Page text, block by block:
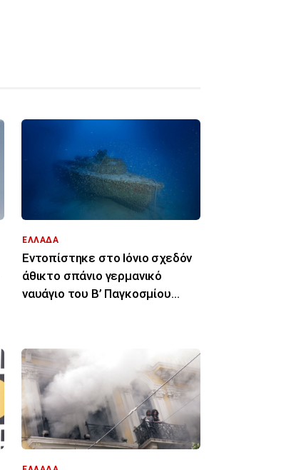
ΕΛΛΑΔΑ
Εντοπίστηκε στο Ιόνιο σχεδόν
άθικτο σπάνιο γερμανικό
ναυάγιο του Β’ Παγκοσμίου